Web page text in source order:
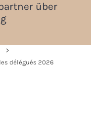
über
délégués 2026